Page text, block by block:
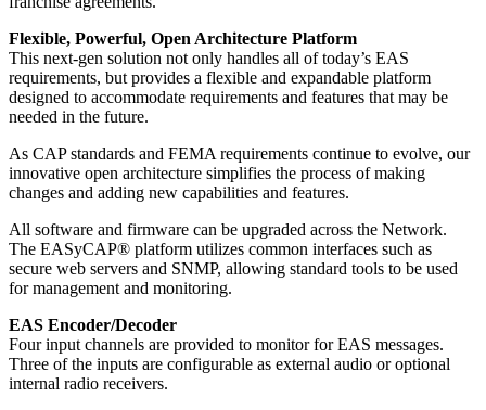
Flexible, Powerful, Open Architecture Platform
This next-gen solution not only handles all of today’s EAS
requirements, but provides a flexible and expandable platform
designed to accommodate requirements and features that may be
needed in the future.
As CAP standards and FEMA requirements continue to evolve, our
innovative open architecture simplifies the process of making
changes and adding new capabilities and features.
All software and firmware can be upgraded across the Network.
The EASyCAP® platform utilizes common interfaces such as
secure web servers and SNMP, allowing standard tools to be used
for management and monitoring.
EAS Encoder/Decoder
Four input channels are provided to monitor for EAS messages.
Three of the inputs are configurable as external audio or optional
internal radio receivers.